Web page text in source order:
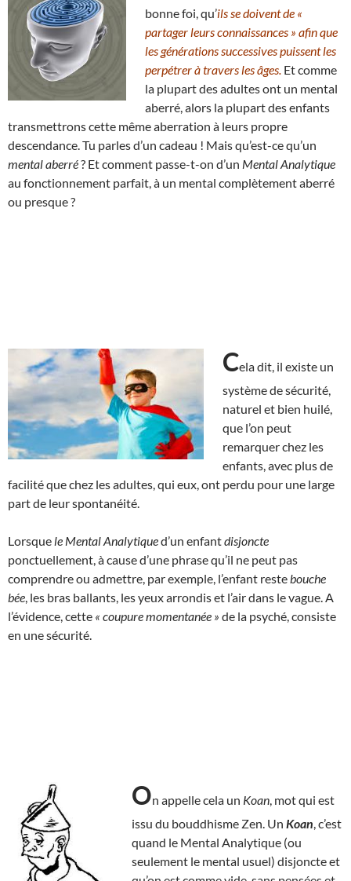
bonne foi, qu’ils se doivent de «
partager leurs connaissances » afin que
les générations successives puissent les
perpétrer à travers les âges. Et comme
la plupart des adultes ont un mental
aberré, alors la plupart des enfants
transmettrons cette même aberration à leurs propre
descendance. Tu parles d’un cadeau ! Mais qu’est-ce qu’un
mental aberré? Et comment passe-t-on d’un Mental Analytique
au fonctionnement parfait, à un mental complètement aberré
ou presque ?
Cela dit, il existe un
système de sécurité,
naturel et bien huilé,
que l’on peut
remarquer chez les
enfants, avec plus de
facilité que chez les adultes, qui eux, ont perdu pour une large
part de leur spontanéité.
Lorsque le Mental Analytiqued’un enfantdisjoncte
ponctuellement, à cause d’une phrase qu’il ne peut pas
comprendre ou admettre, par exemple, l’enfant reste bouche
bée , les bras ballants, les yeux arrondis et l’air dans le vague. A
l’évidence, cette « coupure momentanée » de la psyché, consiste
en une sécurité.
On appelle cela un Koan , mot qui est
issu du bouddhisme Zen. Un Koan , c’est
quand le Mental Analytique (ou
seulement le mental usuel) disjoncte et